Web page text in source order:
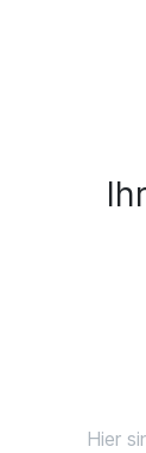
Hier